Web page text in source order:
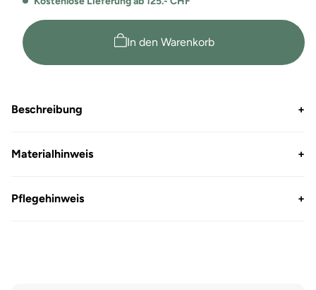
Fit
Comfort
In den Warenkorb
Beschreibung +
Materialhinweis +
Pflegehinweis +